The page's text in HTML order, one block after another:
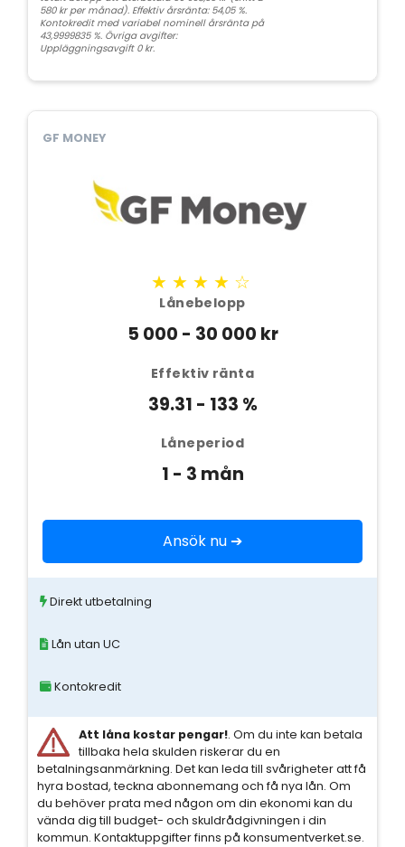
580 kr per månad). Effektiv årsränta: 54,05 %.
Kontokredit med variabel nominell årsränta på
43,9999835 %. Övriga avgifter:
Uppläggningsavgift 0 kr.
GF MONEY
★★★★☆
Lånebelopp
5 000 - 30 000 kr
Effektiv ränta
39.31 - 133 %
Låneperiod
1 - 3 mån
Ansök nu ➔
Direkt utbetalning
Lån utan UC
Kontokredit
Att låna kostar pengar!. Om du inte kan betala
tillbaka hela skulden riskerar du en
betalningsanmärkning. Det kan leda till svårigheter att få
hyra bostad, teckna abonnemang och få nya lån. Om
du behöver prata med någon om din ekonomi kan du
vända dig till budget- och skuldrådgivningen i din
kommun. Kontaktuppgifter finns på konsumentverket.se.